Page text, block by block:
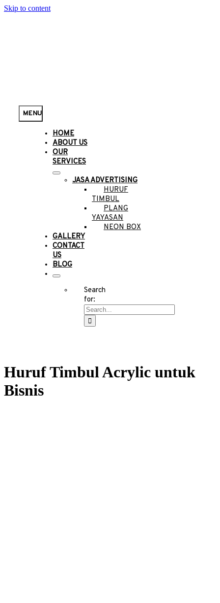
Skip to content
MENU
HOME
ABOUT US
OUR
SERVICES
JASA ADVERTISING
HURUF
TIMBUL
PLANG
YAYASAN
NEON BOX
GALLERY
CONTACT
US
BLOG
Search
for:
Huruf Timbul Acrylic untuk
Bisnis